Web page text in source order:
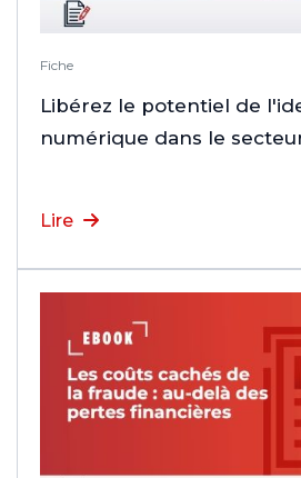
Fiche
Libérez le potentiel de
numérique dans le
Lire